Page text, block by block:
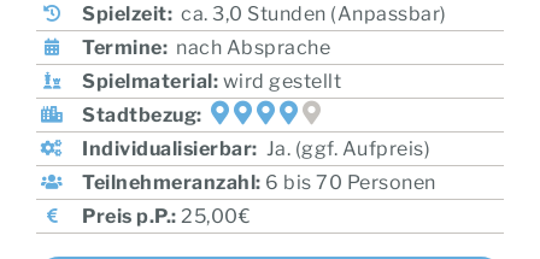
Spielzeit:ca. 3,0 Stunden (Anpassbar)
Termine: nach Absprache
Spielmaterial: wird gestellt
Stadtbezug:
Individualisierbar: Ja. (ggf. Aufpreis)
Teilnehmeranzahl: 6 bis 70 Personen
Preis p.P.:25,00€